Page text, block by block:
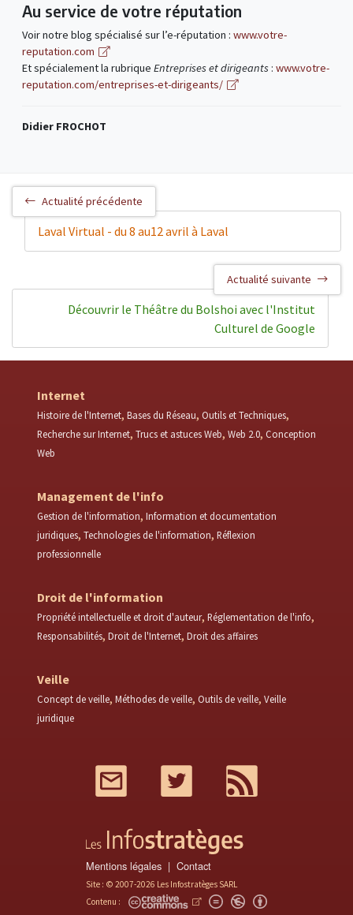
Au service de votre réputation
Voir notre blog spécialisé sur l’e-réputation : www.votre-
reputation.com
Et spécialement la rubrique Entreprises et dirigeants : www.votre-
reputation.com/entreprises-et-dirigeants/
Didier FROCHOT
Actualité précédente
Laval Virtual - du 8 au12 avril à Laval
Actualité suivante
Découvrir le Théâtre du Bolshoi avec l'Institut
Culturel de Google
Internet
Histoire de l'Internet Bases du Réseau Outils et Techniques
Recherche sur Internet Trucs et astuces Web Web 2.0 Conception
Web
Management de l'info
Gestion de l'information Information et documentation
juridiques Technologies de l'information Réflexion
professionnelle
Droit de l'information
Propriété intellectuelle et droit d'auteur Réglementation de l'info
Responsabilités Droit de l'Internet Droit des affaires
Veille
Concept de veille Méthodes de veille Outils de veille Veille
juridique
Twitter
Mentions légales Contact
Site : © 2007-2026 Les Infostratèges SARL
Contenu :